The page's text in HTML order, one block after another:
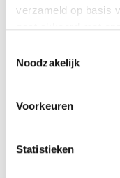
verzameld op basis
Noodzakelijk
Voorkeuren
Statistieken